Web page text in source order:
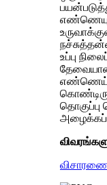
உப்பு
தேவையான
எண்ணெய்
தொகுப்பு